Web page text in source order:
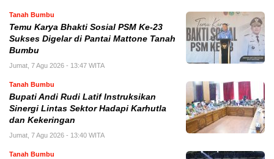
Tanah Bumbu
Temu Karya Bhakti Sosial PSM Ke-23
Sukses Digelar di Pantai Mattone Tanah
Bumbu
Jumat, 7 Agu 2026 - 13:47 WITA
Tanah Bumbu
Bupati Andi Rudi Latif Instruksikan
Sinergi Lintas Sektor Hadapi Karhutla
dan Kekeringan
Jumat, 7 Agu 2026 - 13:40 WITA
Tanah Bumbu